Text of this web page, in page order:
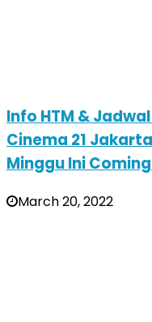
Info HTM &
Cinema 21
Minggu Ini
March 20, 2022